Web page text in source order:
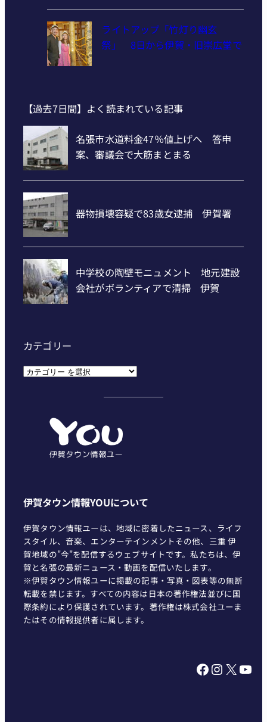
ライトアップ「竹灯り幽玄
祭」 8日から伊賀・旧崇広堂で
【過去7日間】よく読まれている記事
カテゴリー
カ
伊賀タウン情報YOUについて
伊賀タウン情報ユーは、地域に密着したニュース、ライフ
スタイル、音楽、エンターテインメントその他、三重 伊
賀地域の"今"を配信するウェブサイトです。私たちは、伊
賀と名張の最新ニュース・動画を配信いたします。
※伊賀タウン情報ユーに掲載の記事・写真・図表等の無断
転載を禁じます。すべての内容は日本の著作権法並びに国
際条約により保護されています。著作権は株式会社ユーま
たはその情報提供者に属します。
Facebook InstagramX YouTube